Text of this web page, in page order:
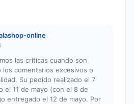
online
las críticas cuando son
los comentarios excesivos o
Su pedido realizado el 7
el 11 de mayo (con el 8 de
entregado el 12 de mayo. Por